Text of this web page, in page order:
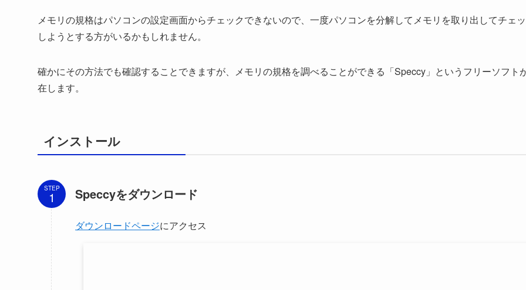
メモリの規格はパソコンの設定画面からチェックできないので、一度パソコンを分解してメモリを取り出してチェ
しようとする方がいるかもしれません。
確かにその方法でも確認することできますが、メモリの規格を調べることができる「Speccy」というフリーソフト
在します。
インストール
STEP Speccyをダウンロード
ダウンロードページにアクセス